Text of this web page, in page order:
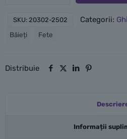
piese
Ninjago
SKU: 20302-2502 Categorii:
Băieți Fete
Distribuie
Informații